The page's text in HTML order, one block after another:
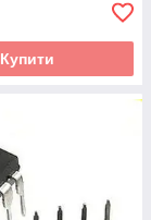
Купити